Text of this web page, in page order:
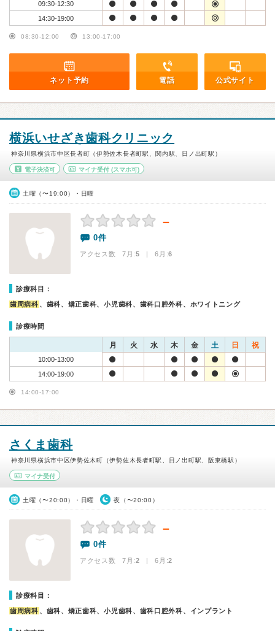
09:30-12:30
14:30-19:00
08:30-12:00 13:00-17:00
ネット予約 電話 公式サイト
横浜いせざき歯科クリニック
神奈川県横浜市中区長者町（伊勢佐木長者町駅、関内駅、日ノ出町駅）
電子決済可 マイナ受付(スマホ可)
土曜（〜19:00）・日曜
－
0件
アクセス数 7月:5 | 6月:6
診療科目：
歯周病科 、歯科、矯正歯科、小児歯科、歯科口腔外科、ホワイトニング
診療時間
月 火 水 木 金 土 日 祝
10:00-13:00
14:00-19:00
14:00-17:00
さくま歯科
神奈川県横浜市中区伊勢佐木町（伊勢佐木長者町駅、日ノ出町駅、阪東橋駅）
マイナ受付
土曜（〜20:00）・日曜 夜（〜20:00）
－
0件
アクセス数 7月:2 | 6月:2
診療科目：
歯周病科 、歯科、矯正歯科、小児歯科、歯科口腔外科、インプラント